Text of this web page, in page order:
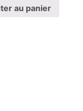
au panier